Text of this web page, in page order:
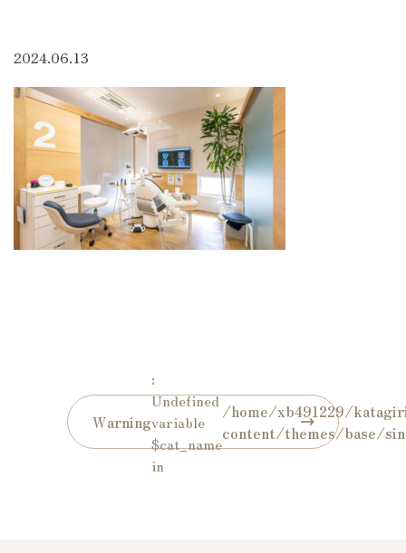
2024.06.13
Warning
:
Undefined
variable
$cat_name
in
/home/xb491229/
content/themes/base/